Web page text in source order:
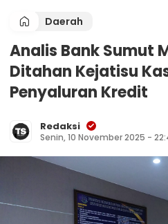
Daerah
Analis Bank Sumut
Ditahan Kejatisu
Penyaluran Kredit
Redaksi
Senin, 10 November 2025 -